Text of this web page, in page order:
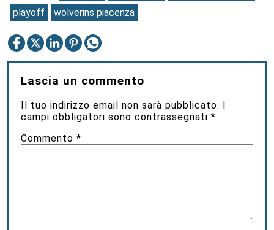
playoff
wolverins piacenza
Lascia un commento
Il tuo indirizzo email non sarà pubblicato. I
campi obbligatori sono contrassegnati*
Commento*